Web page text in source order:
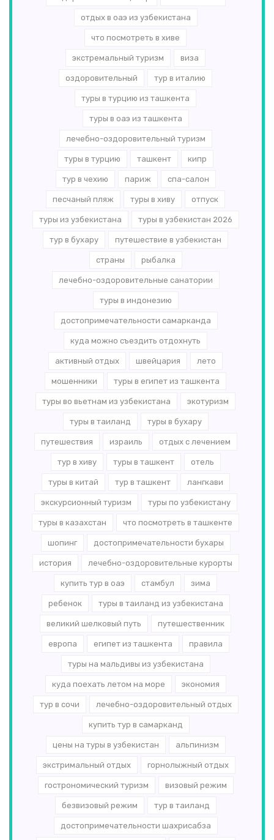
отдых в оаэ из узбекистана
что посмотреть в хиве
экстремальный туризм виза
оздоровительный тур в италию
туры в турцию из ташкента
туры в оаэ из ташкента
лечебно-оздоровительный туризм
туры в турцию ташкент кипр
тур в чехию париж спа-салон
песчаный пляж туры в хиву отпуск
туры из узбекистана туры в узбекистан 2026
тур в бухару путешествие в узбекистан
страны рыбалка
лечебно-оздоровительные санатории
туры в индонезию
достопримечательности самарканда
куда можно съездить отдохнуть
активный отдых швейцария лето
мошенники туры в египет из ташкента
туры во вьетнам из узбекистана экотуризм
туры в таиланд туры в бухару
путешествия израиль отдых с лечением
тур в хиву туры в ташкент отель
туры в китай тур в ташкент лангкави
экскурсионный туризм туры по узбекистану
туры в казахстан что посмотреть в ташкенте
шопинг достопримечательности бухары
история лечебно-оздоровительные курорты
купить тур в оаэ стамбул зима
ребенок туры в таиланд из узбекистана
великий шелковый путь путешественник
европа египет из ташкента правила
туры на мальдивы из узбекистана
куда поехать летом на море экономия
тур в сочи лечебно-оздоровительный отдых
купить тур в самарканд
цены на туры в узбекистан альпинизм
экстримальный отдых горнолыжный отдых
гострономический туризм визовый режим
безвизовый режим тур в таиланд
достопримечательности шахрисабза